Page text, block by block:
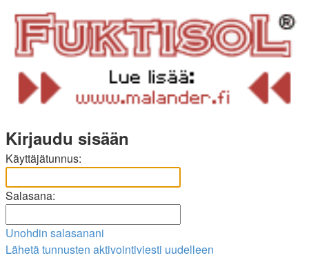
Kirjaudu sisään
Käyttäjätunnus:
Salasana:
Unohdin salasanani
Lähetä tunnusten aktivointiviesti uudelleen